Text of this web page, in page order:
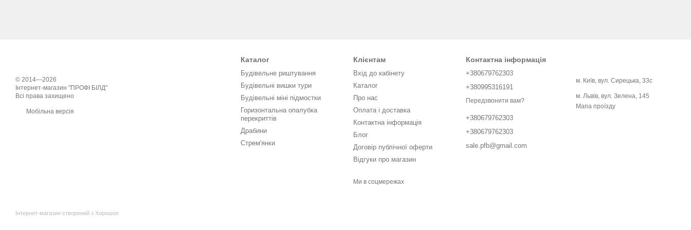
© 2014—2026
Інтернет-магазин "ПРОФІ БІЛД"
Всі права захищено
Мобільна версія
Інтернет-магазин створений з Хорошоп
Каталог
Будівельне риштування
Будівельні вишки тури
Будівельні міні підмостки
Горизонтальна опалубка
перекриттів
Драбини
Стрем'янки
Клієнтам
Вхід до кабінету
Каталог
Про нас
Оплата і доставка
Контактна інформація
Блог
Договір публічної оферти
Відгуки про магазин
Ми в соцмережах
Контактна інформація
+380679762303
+380995316191
Передзвонити вам?
+380679762303
+380679762303
sale.pfb@gmail.com
м. Київ, вул. Сирецька, 33с
м. Львів, вул. Зелена, 145
Мапа проїзду